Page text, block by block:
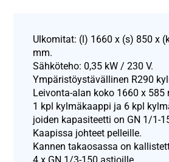
Ulkomitat: (l) 1660 x (s) 850 x
mm.
Sähköteho: 0,35 kW / 230 V.
Ympäristöystävällinen R290
Leivonta-alan koko 1660 x 585
1 kpl kylmäkaappi ja 6 kpl
joiden kapasiteetti on GN 1/1-
Kaapissa johteet pelleille.
Kannen takaosassa on
4 x GN 1/3-150 astioille.